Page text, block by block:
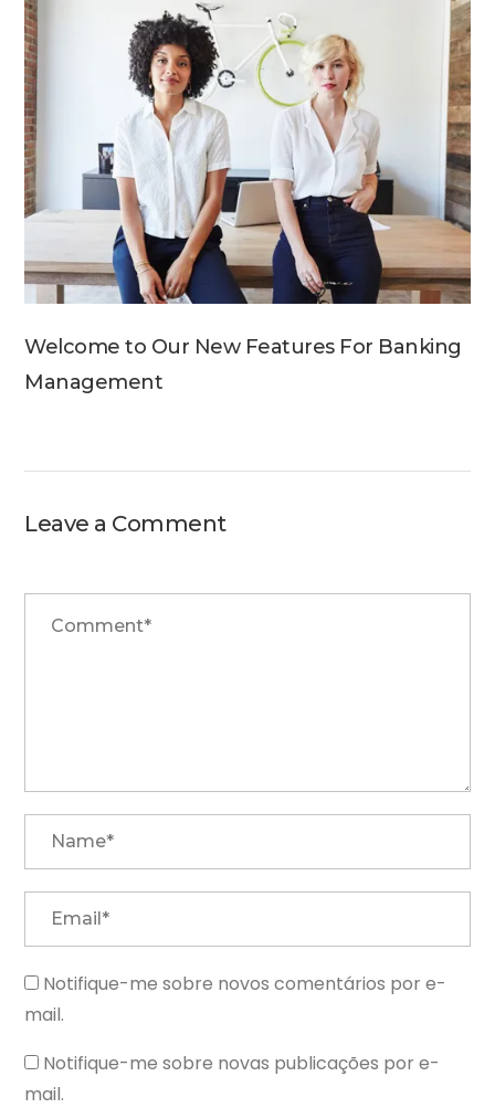
Welcome to Our New Features For Banking
Management
Leave a Comment
Notifique-me sobre novos comentários por e-
mail.
Notifique-me sobre novas publicações por e-
mail.